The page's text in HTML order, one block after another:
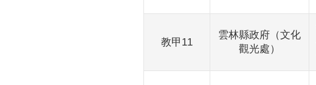
教甲11
雲林縣政府（文化
觀光處）